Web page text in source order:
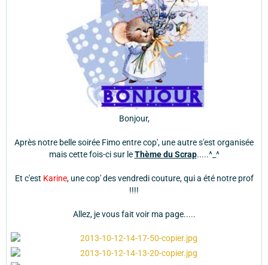
Bonjour,
Après notre belle soirée Fimo entre cop', une autre s'est organisée
mais cette fois-ci sur leThème du Scrap.....^_^
Et c'est Karine, une cop' des vendredi couture, qui a été notre prof
!!!!
Allez, je vous fait voir ma page.....